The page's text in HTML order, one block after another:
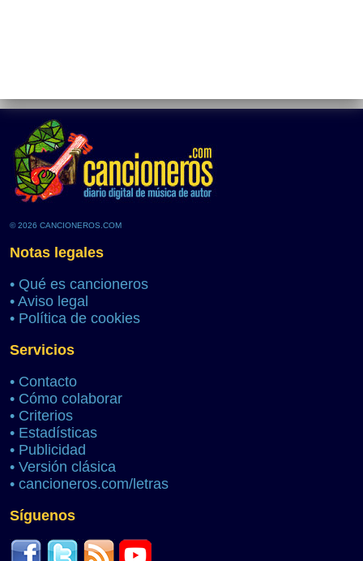
© 2026 CANCIONEROS.COM
Notas legales
• Qué es cancioneros
• Aviso legal
• Política de cookies
Servicios
• Contacto
• Cómo colaborar
• Criterios
• Estadísticas
• Publicidad
• Versión clásica
• cancioneros.com/letras
Síguenos